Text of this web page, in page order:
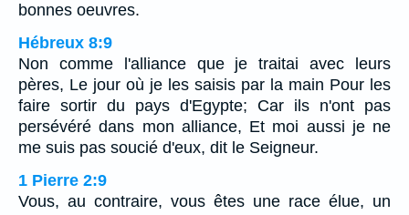
bonnes oeuvres.
Hébreux 8:9
Non comme l'alliance que je traitai avec leurs
pères, Le jour où je les saisis par la main Pour les
faire sortir du pays d'Egypte; Car ils n'ont pas
persévéré dans mon alliance, Et moi aussi je ne
me suis pas soucié d'eux, dit le Seigneur.
1 Pierre 2:9
Vous, au contraire, vous êtes une race élue, un